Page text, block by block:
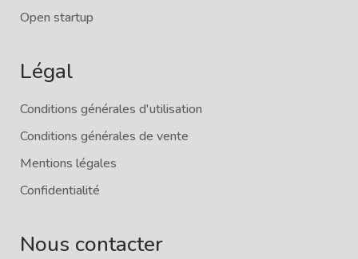
Open startup
Légal
Conditions générales d'utilisation
Conditions générales de vente
Mentions légales
Confidentialité
Nous contacter